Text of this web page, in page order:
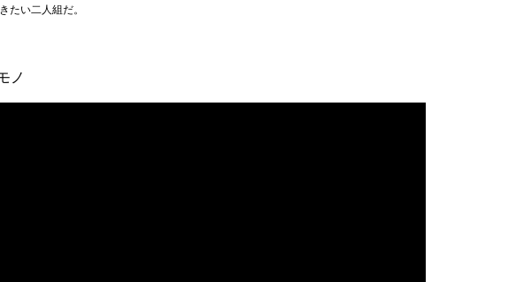
たい二人組だ。
ノ